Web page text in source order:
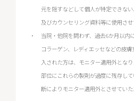
元を隠すなどして個人が特定できな
及びカウンセリング資料等に使用させ
当院・他院を問わず、過去6か月以内
コラーゲン、レディエッセなどの皮
入された方は、モニター適用外とな
部位にこれらの製剤が過度に残存し
断によりモニター適用外とさせていた